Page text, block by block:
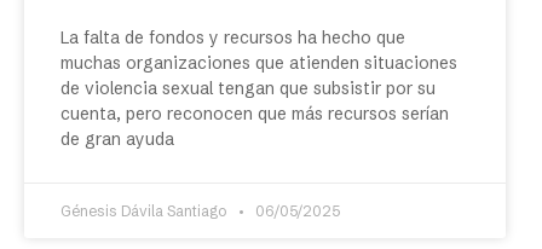
La falta de fondos y recursos ha hecho que
muchas organizaciones que atienden situaciones
de violencia sexual tengan que subsistir por su
cuenta, pero reconocen que más recursos serían
de gran ayuda
Génesis Dávila Santiago 06/05/2025